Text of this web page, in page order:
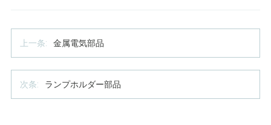
上一条: 金属電気部品
次条: ランプホルダー部品